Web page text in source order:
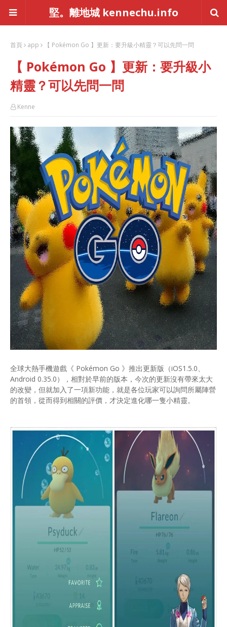
堅。離地城 kennechu.info
首頁 app 【 Pokémon Go 】更新：要升級小精靈？可以先問一問
【 Pokémon Go 】更新：要升級小
精靈？可以先問一問
Kenne
全球大熱手機遊戲《 Pokémon Go 》推出更新版（iOS1.5.0、
Android 0.35.0），相對於早前的版本，今次的更新沒有帶來太大
的改變，但就加入了一項新功能，就是各位玩家可以詢問所屬陣營
的首領，從而得到相關的評價，才決定進化哪一隻小精靈。